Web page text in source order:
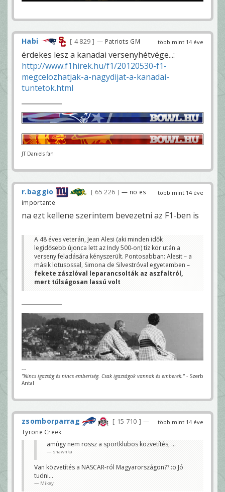
több mint 14 éve
Habi 4 829 — Patriots GM
érdekes lesz a kanadai versenyhétvége...:
http://www.f1hirek.hu/f1/20120530-f1-
megcelozhatjak-a-nagydijat-a-kanadai-
tuntetok.html
JT Daniels fan
több mint 14 éve
r.baggio 65 226
— no es
importante
na ezt kellene szerintem bevezetni az F1-ben is
A 48 éves veterán, Jean Alesi (aki minden idők
legidősebb újonca lett az Indy 500-on) tíz kör után a
verseny feladására kényszerült. Pontosabban: Alesit – a
másik lotusossal, Simona de Silvestróval egyetemben –
fekete zászlóval leparancsolták az aszfaltról,
mert túlságosan lassú volt
---
"Nincs igazság és nincs emberiség. Csak igazságok vannak és emberek." - Szerb
Antal
több mint 14 éve
zsomborparrag 15 710
—
Tyrone Creek
amúgy nem rossz a sportklubos közvetítés, ...
shawnka
Van közvetítés a NASCAR-ról Magyarországon?? :o Jó
tudni...
Mikey